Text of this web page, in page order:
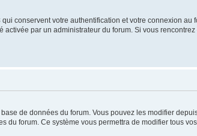
conservent votre authentification et votre connexion
par un administrateur du forum. Si vous
de données du forum. Vous pouvez les modifier
forum. Ce système vous permettra de modifier tous